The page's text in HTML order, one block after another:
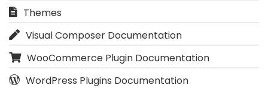
Themes
Visual Composer Documentation
WooCommerce Plugin Documentation
WordPress Plugins Documentation